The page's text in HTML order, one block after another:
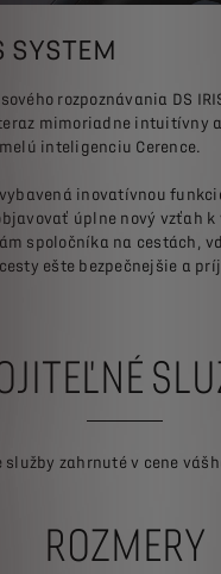
SYSTEM
rozpoznávania DS
mimoriadne intuitívny
inteligenciu Cerence.
vybavená inovatívnou
úplne nový vzťah k
spoločníka na cestách,
ešte bezpečnejšie a
služby zahrnuté v cene
ROZMERY